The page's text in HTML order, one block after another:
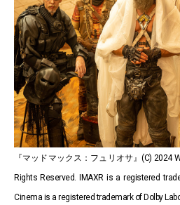
『マッドマックス：フュリオサ』(C) 2024
Rights Reserved.
IMAXR is a registered
Cinema is a registered trademark of Dolby